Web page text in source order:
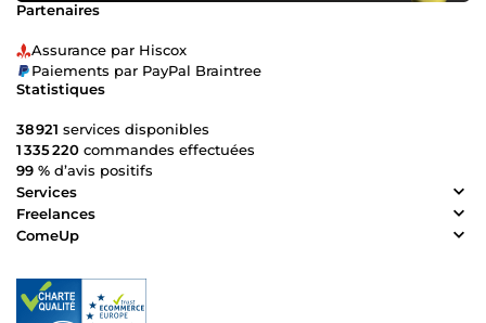
Partenaires
Assurance par Hiscox
Paiements par PayPal Braintree
Statistiques
38 921 services disponibles
1 335 220 commandes effectuées
99 % d’avis positifs
Services
Freelances
ComeUp